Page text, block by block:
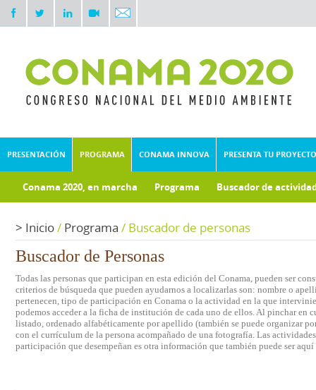
PRESENTACIÓN PROGRAMA CONAMA INNOVA PRESENTA TU PROYECTO
Conama 2020, en marcha Programa Buscador de
> Inicio/ Programa / Buscador de personas
Buscador de Personas
Todas las personas que participan en esta edición del Conama, pueden ser
criterios de búsqueda que pueden ayudarnos a localizarlas son: nombre o
pertenecen, tipo de participación en Conama o la actividad en la que
podemos acceder a la ficha de institución de cada uno de ellos. Al pinchar en
listado, ordenado alfabéticamente por apellido (también se puede organizar
con el currículum de la persona acompañado de una fotografía. Las
participación que desempeñan es otra información que también puede ser